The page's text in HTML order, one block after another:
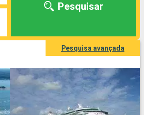
Pesquisar
Pesquisa avançada